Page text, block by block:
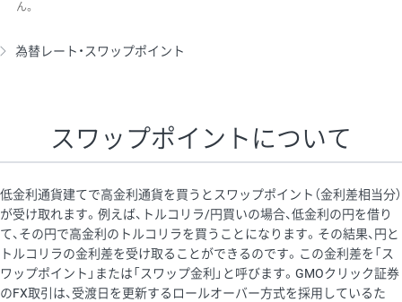
ん。
為替レート・スワップポイント
スワップポイントについて
低金利通貨建てで高金利通貨を買うとスワップポイント（金利差相当分）
が受け取れます。例えば、トルコリラ/円買いの場合、低金利の円を借り
て、その円で高金利のトルコリラを買うことになります。その結果、円と
トルコリラの金利差を受け取ることができるのです。この金利差を「ス
ワップポイント」または「スワップ金利」と呼びます。GMOクリック証券
のFX取引は、受渡日を更新するロールオーバー方式を採用しているた